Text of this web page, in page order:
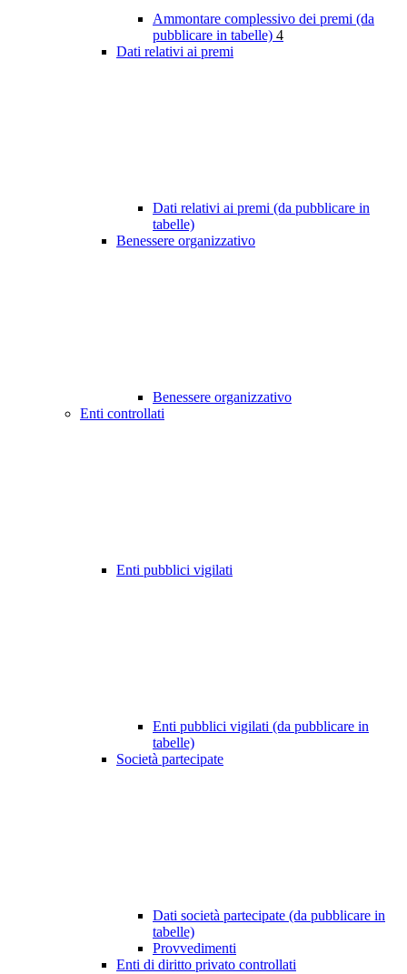
Ammontare complessivo dei premi (da
pubblicare in tabelle) 4
Dati relativi ai premi
Dati relativi ai premi (da pubblicare in
tabelle)
Benessere organizzativo
Benessere organizzativo
Enti controllati
Enti pubblici vigilati
Enti pubblici vigilati (da pubblicare in
tabelle)
Società partecipate
Dati società partecipate (da pubblicare in
tabelle)
Provvedimenti
Enti di diritto privato controllati